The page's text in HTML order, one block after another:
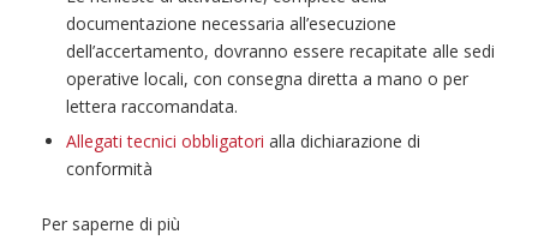
documentazione necessaria all’esecuzione
dell’accertamento, dovranno essere recapitate alle sedi
operative locali, con consegna diretta a mano o per
lettera raccomandata.
Allegati tecnici obbligatori alla dichiarazione di
conformità
Per saperne di più